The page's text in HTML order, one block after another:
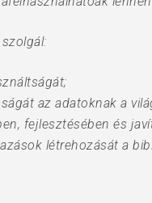
az adatoknak a
fejlesztésében és
létrehozását a